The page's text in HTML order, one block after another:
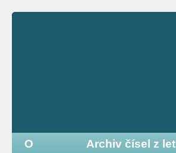
O
Archiv čísel z let